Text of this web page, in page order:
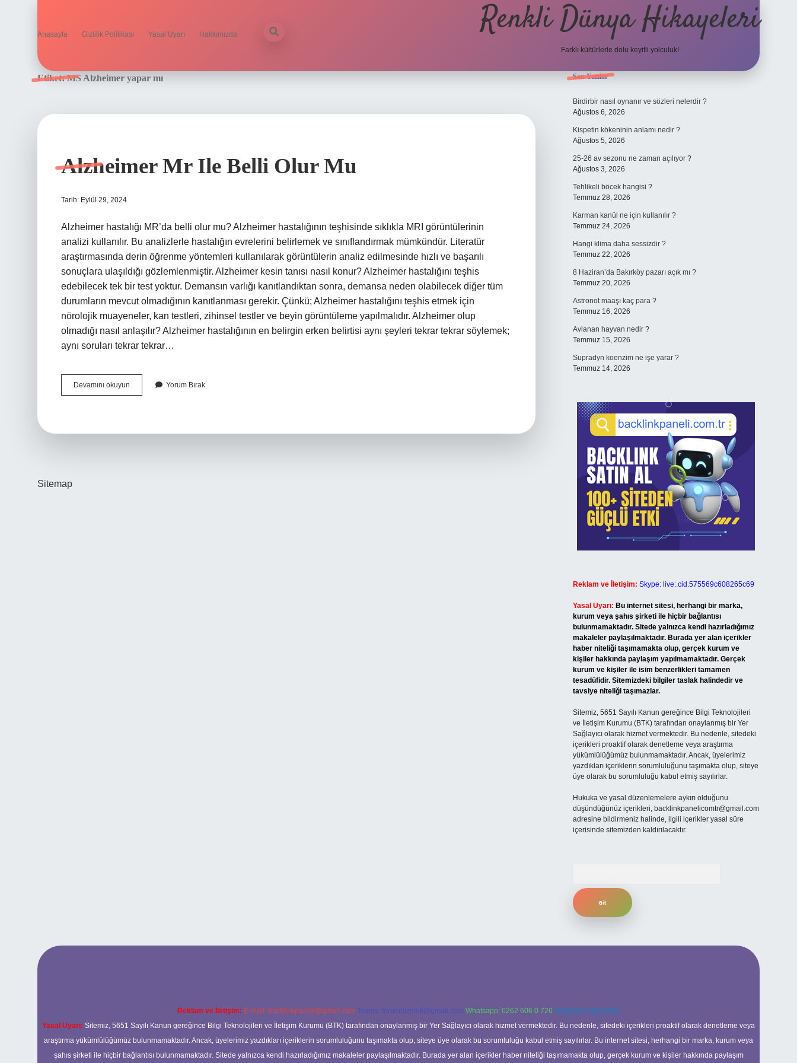
Anasayfa Gizlilik Politikası Yasal Uyarı Hakkımızda Renkli Dünya Hikayeleri
Farklı kültürlerle dolu keyifli yolculuk!
Etiket:MS Alzheimer yapar mı
Alzheimer Mr Ile Belli Olur Mu
Tarih: Eylül 29, 2024
Alzheimer hastalığı MR’da belli olur mu? Alzheimer hastalığının teşhisinde sıklıkla MRI görüntülerinin
analizi kullanılır. Bu analizlerle hastalığın evrelerini belirlemek ve sınıflandırmak mümkündür. Literatür
araştırmasında derin öğrenme yöntemleri kullanılarak görüntülerin analiz edilmesinde hızlı ve başarılı
sonuçlara ulaşıldığı gözlemlenmiştir. Alzheimer kesin tanısı nasıl konur? Alzheimer hastalığını teşhis
edebilecek tek bir test yoktur. Demansın varlığı kanıtlandıktan sonra, demansa neden olabilecek diğer tüm
durumların mevcut olmadığının kanıtlanması gerekir. Çünkü; Alzheimer hastalığını teşhis etmek için
nörolojik muayeneler, kan testleri, zihinsel testler ve beyin görüntüleme yapılmalıdır. Alzheimer olup
olmadığı nasıl anlaşılır? Alzheimer hastalığının en belirgin erken belirtisi aynı şeyleri tekrar tekrar söylemek;
aynı soruları tekrar tekrar…
Devamını okuyun Alzheimer
Mr
Yorum Bırak
Sitemap
Sidebar
Son Yazılar
Birdirbir nasıl oynanır ve sözleri nelerdir ?
Ağustos 6, 2026
Kispetin kökeninin anlamı nedir ?
Ağustos 5, 2026
25-26 av sezonu ne zaman açılıyor ?
Ağustos 3, 2026
Tehlikeli böcek hangisi ?
Temmuz 28, 2026
Karman kanül ne için kullanılır ?
Temmuz 24, 2026
Hangi klima daha sessizdir ?
Temmuz 22, 2026
8 Haziran’da Bakırköy pazarı açık mı ?
Temmuz 20, 2026
Astronot maaşı kaç para ?
Temmuz 16, 2026
Avlanan hayvan nedir ?
Temmuz 15, 2026
Supradyn koenzim ne işe yarar ?
Temmuz 14, 2026
Reklam ve İletişim: Skype: live:.cid.575569c608265c69
Yasal Uyarı: Bu internet sitesi, herhangi bir marka,
kurum veya şahıs şirketi ile hiçbir bağlantısı
bulunmamaktadır. Sitede yalnızca kendi hazırladığımız
makaleler paylaşılmaktadır. Burada yer alan içerikler
haber niteliği taşımamakta olup, gerçek kurum ve
kişiler hakkında paylaşım yapılmamaktadır. Gerçek
kurum ve kişiler ile isim benzerlikleri tamamen
tesadüfidir. Sitemizdeki bilgiler taslak halindedir ve
tavsiye niteliği taşımazlar.
Sitemiz, 5651 Sayılı Kanun gereğince Bilgi Teknolojileri
ve İletişim Kurumu (BTK) tarafından onaylanmış bir Yer
Sağlayıcı olarak hizmet vermektedir. Bu nedenle, sitedeki
içerikleri proaktif olarak denetleme veya araştırma
yükümlülüğümüz bulunmamaktadır. Ancak, üyelerimiz
yazdıkları içeriklerin sorumluluğunu taşımakta olup, siteye
üye olarak bu sorumluluğu kabul etmiş sayılırlar.
Hukuka ve yasal düzenlemelere aykırı olduğunu
düşündüğünüz içerikleri, backlinkpanelicomtr@gmail.com
adresine bildirmeniz halinde, ilgili içerikler yasal süre
içerisinde sitemizden kaldırılacaktır.
Reklam ve İletişim: E-mail: backlinkpaneli@gmail.com Teams: forumhizmeti@gmail.com Whatsapp: 0262 606 0 726 Telegram: @karabul
Yasal Uyarı: Sitemiz, 5651 Sayılı Kanun gereğince Bilgi Teknolojileri ve İletişim Kurumu (BTK) tarafından onaylanmış bir Yer Sağlayıcı olarak hizmet vermektedir. Bu nedenle, sitedeki içerikleri proaktif olarak denetleme veya
araştırma yükümlülüğümüz bulunmamaktadır. Ancak, üyelerimiz yazdıkları içeriklerin sorumluluğunu taşımakta olup, siteye üye olarak bu sorumluluğu kabul etmiş sayılırlar. Bu internet sitesi, herhangi bir marka, kurum veya
şahıs şirketi ile hiçbir bağlantısı bulunmamaktadır. Sitede yalnızca kendi hazırladığımız makaleler paylaşılmaktadır. Burada yer alan içerikler haber niteliği taşımamakta olup, gerçek kurum ve kişiler hakkında paylaşım